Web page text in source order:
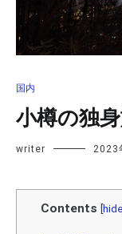
国内
小樽の独
writer 2023
Contents [hide